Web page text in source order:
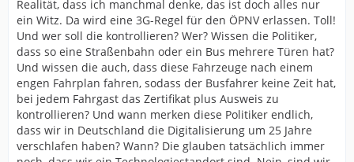
Realität, dass ich manchmal denke, das ist doch alles nur
ein Witz. Da wird eine 3G-Regel für den ÖPNV erlassen. Toll!
Und wer soll die kontrollieren? Wer? Wissen die Politiker,
dass so eine Straßenbahn oder ein Bus mehrere Türen hat?
Und wissen die auch, dass diese Fahrzeuge nach einem
engen Fahrplan fahren, sodass der Busfahrer keine Zeit hat,
bei jedem Fahrgast das Zertifikat plus Ausweis zu
kontrollieren? Und wann merken diese Politiker endlich,
dass wir in Deutschland die Digitalisierung um 25 Jahre
verschlafen haben? Wann? Die glauben tatsächlich immer